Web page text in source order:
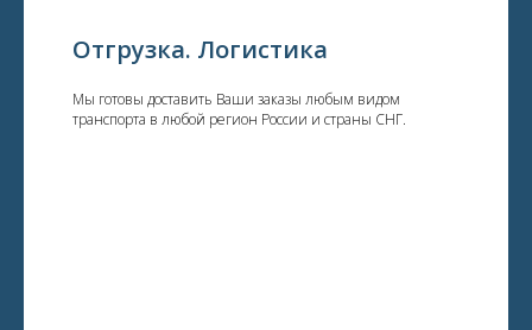
Отгрузка. Логистика
Мы готовы доставить Ваши заказы любым видом
транспорта в любой регион России и страны СНГ.